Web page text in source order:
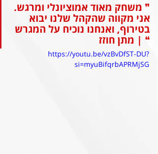
❞ משחק מאוד אמוציונלי ומרגש.
אני מקווה שהקהל שלנו יבוא
בטירוף, ואנחנו נוכיח על המגרש
❝ | מתן חוזז
https://youtu.be/vzBvDfST-DU?
si=myuBifqrbAPRMjSG